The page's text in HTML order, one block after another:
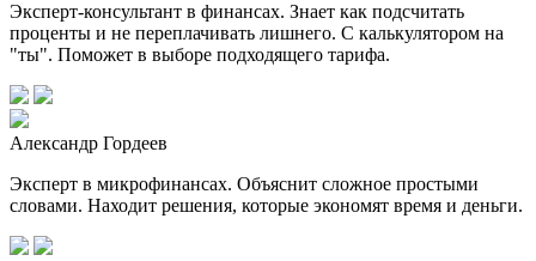
Эксперт-консультант в финансах. Знает как подсчитать
проценты и не переплачивать лишнего. С калькулятором на
"ты". Поможет в выборе подходящего тарифа.
Александр Гордеев
Эксперт в микрофинансах. Объяснит сложное простыми
словами. Находит решения, которые экономят время и деньги.